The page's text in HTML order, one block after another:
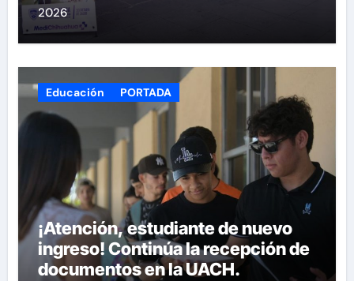
2026
Educación PORTADA
¡Atención, estudiante de nuevo
ingreso! Continúa la recepción de
documentos en la UACH.